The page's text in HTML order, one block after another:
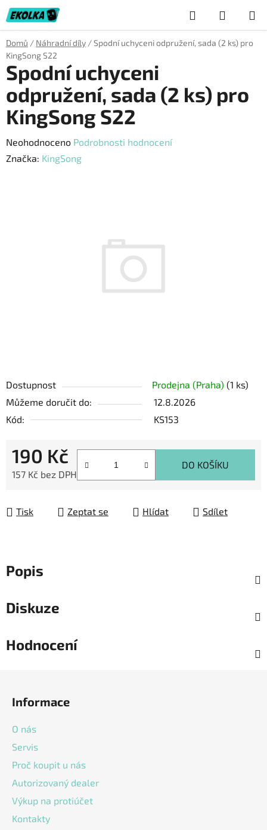
Přejít
na
obsah
Hledat
KOŠÍK
Domů / Náhradní díly /Spodní uchyceni odpružení, sada (2 ks) pro
KingSong S22
Dostupnost Prodejna (Praha) (1 ks)
Můžeme doručit do:
12.8.2026
Kód:
KS153
190 Kč
157 Kč bez DPH
DO KOŠÍKU
Tisk Zeptat se Hlídat Sdílet
Spodní uchyceni
odpružení, sada (2 ks) pro
KingSong S22
Průměrné
hodnocení
Neohodnoceno Podrobnosti hodnocení
Značka: KingSong
Popis
Diskuze
Hodnocení
Informace
O nás
Servis
Proč koupit u nás
Autorizovaný dealer
Výkup na protiúčet
Kontakty